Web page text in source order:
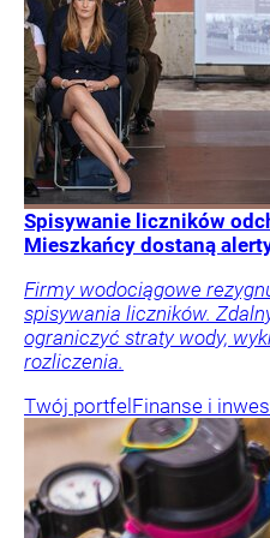
Spisywanie liczników
Mieszkańcy dostaną
Firmy wodociągowe
spisywania liczników.
ograniczyć straty wody,
rozliczenia.
Twój portfelFinanse i